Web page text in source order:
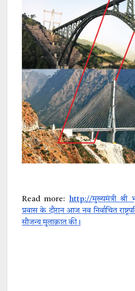
Read more:http://मुख्यमंत्री
प्रवास के दौरान आज नव निर्वाचित
सौजन्य मुलाक़ात की।